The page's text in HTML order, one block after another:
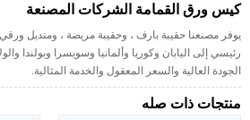
كيس ورق القمامة الشركات المصنعة
يوفر مصنعنا حقيبة بارف ، وحقيبة مريضة ، ومنديل
رئيسي إلى اليابان وكوريا وألمانيا وسويسرا وبولندا
الجودة العالية والسعر المعقول والخدمة المثالية.
منتجات ذات صله